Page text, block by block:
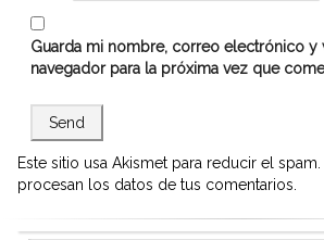
Guarda mi nombre, correo electrónico y
navegador para la próxima vez que
Este sitio usa Akismet para reducir el spam.
procesan los datos de tus comentarios.